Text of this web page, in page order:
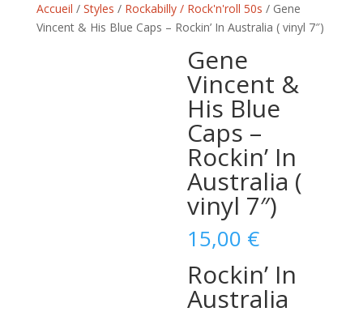
Accueil / Styles / Rockabilly / Rock'n'roll 50s / Gene
Vincent & His Blue Caps – Rockin’ In Australia ( vinyl 7″)
Gene
Vincent &
His Blue
Caps –
Rockin’ In
Australia (
vinyl 7″)
15,00 €
Rockin’ In
Australia